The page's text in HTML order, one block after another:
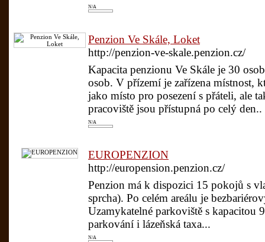
N/A
Penzion Ve Skále, Loket
http://penzion-ve-skale.penzion.cz/
Kapacita penzionu Ve Skále je 30
osob. V přízemí je zařízena místnost,
jako místo pro posezení s přáteli, ale
pracoviště jsou přístupná po celý den..
N/A
EUROPENZION
http://europension.penzion.cz/
Penzion má k dispozici 15 pokojů s
sprcha). Po celém areálu je
Uzamykatelné parkoviště s kapacitou
parkování i lázeňská taxa...
N/A